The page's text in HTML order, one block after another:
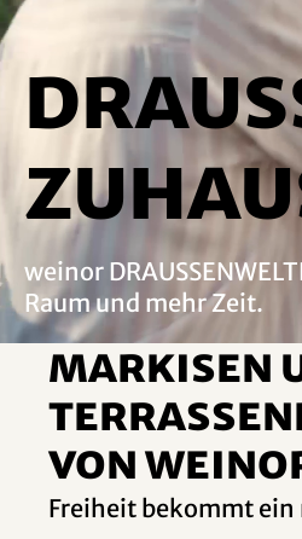
weinor
Raum und mehr Zeit.
Markisen
von
Freiheit bekommt ein